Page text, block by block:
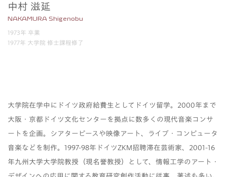
中村 滋延
NAKAMURA Shigenobu
1973年 卒業
1977年 大学院 修士課程修了
大学院在学中にドイツ政府給費生としてドイツ留学。2000年まで
大阪・京都ドイツ文化センターを拠点に数多くの現代音楽コンサ
ートを企画。シアターピースや映像アート、ライブ・コンピュータ
音楽などを制作。1997-98年ドイツZKM招聘滞在芸術家、2001-16
年九州大学大学院教授（現名誉教授）として、情報工学のアート・